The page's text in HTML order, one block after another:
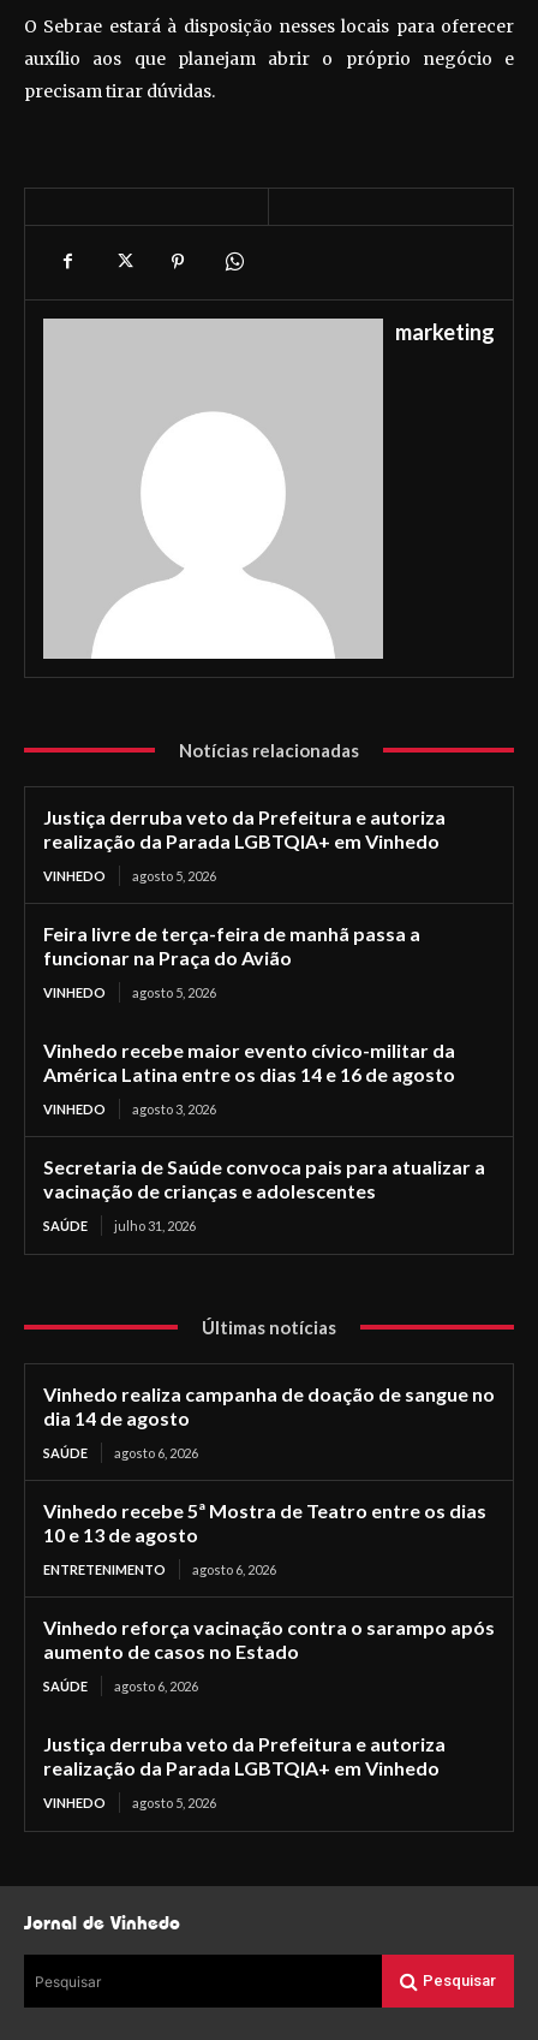
O Sebrae estará à disposição nesses locais para oferecer
auxílio aos que planejam abrir o próprio negócio e
precisam tirar dúvidas.
marketing
Notícias relacionadas
Justiça derruba veto da Prefeitura e autoriza
realização da Parada LGBTQIA+ em Vinhedo
VINHEDO agosto 5, 2026
Feira livre de terça-feira de manhã passa a
funcionar na Praça do Avião
VINHEDO agosto 5, 2026
Vinhedo recebe maior evento cívico-militar da
América Latina entre os dias 14 e 16 de agosto
VINHEDO agosto 3, 2026
Secretaria de Saúde convoca pais para atualizar a
vacinação de crianças e adolescentes
SAÚDE julho 31, 2026
Últimas notícias
Vinhedo realiza campanha de doação de sangue no
dia 14 de agosto
SAÚDE agosto 6, 2026
Vinhedo recebe 5ª Mostra de Teatro entre os dias
10 e 13 de agosto
ENTRETENIMENTO agosto 6, 2026
Vinhedo reforça vacinação contra o sarampo após
aumento de casos no Estado
SAÚDE agosto 6, 2026
Justiça derruba veto da Prefeitura e autoriza
realização da Parada LGBTQIA+ em Vinhedo
VINHEDO agosto 5, 2026
Jornal de Vinhedo
Pesquisar Pesquisar